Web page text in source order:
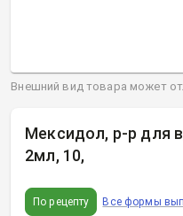
Мексидол, р-р для
2мл, 10,
По рецепту Все формы
Внешний вид товара может